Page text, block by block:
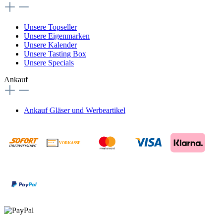
Unsere Topseller
Unsere Eigenmarken
Unsere Kalender
Unsere Tasting Box
Unsere Specials
Ankauf
Ankauf Gläser und Werbeartikel
VORKASSE